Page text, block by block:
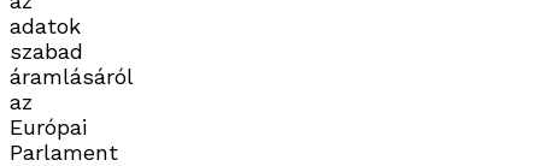
adatok
szabad
áramlásáról
az
Európai
Parlament